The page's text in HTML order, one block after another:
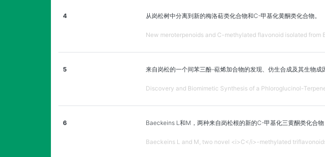
4 从岗松树中分离到新的梅洛萜类化合物和C-甲基化黄酮类化合物。
New meroterpenoids and C-methylated flavonoid isolated from
5 来自岗松的一个间苯三酚-萜烯加合物的发现、仿生合成及其生物成
Discovery and Biomimetic Synthesis of a Phloroglucinol-
6 Baeckeins L和M，两种来自岗松根的新的C-甲基化三黄酮类化合物
Baeckeins L and M, two novel <i>C</i>-methylated